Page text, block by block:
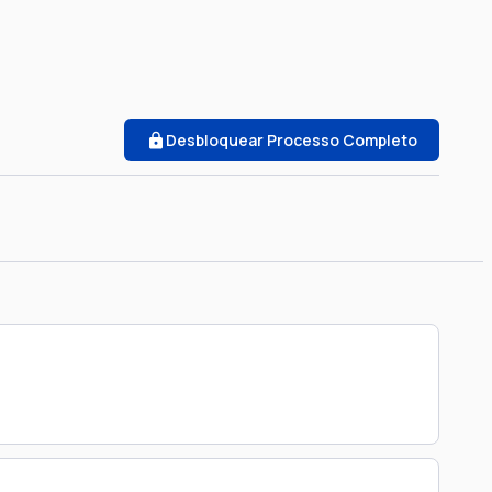
Desbloquear Processo Completo